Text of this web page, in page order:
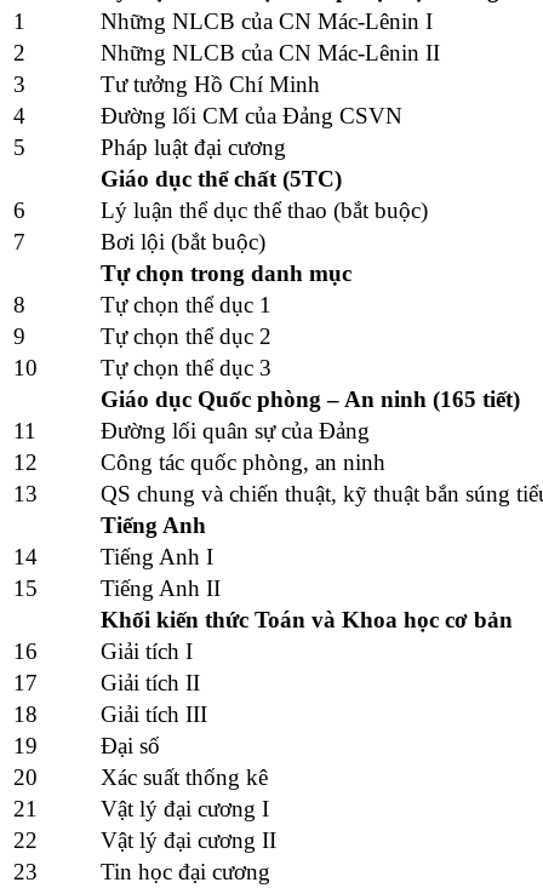
1
Những NLCB của CN Mác-Lênin I
2
Những NLCB của CN Mác-Lênin II
3
Tư tưởng Hồ Chí Minh
4
Đường lối CM của Đảng CSVN
5
Pháp luật đại cương
Giáo dục thể chất (5TC)
6
Lý luận thể dục thể thao (bắt buộc)
7
Bơi lội (bắt buộc)
Tự chọn trong danh mục
8
Tự chọn thể dục 1
9
Tự chọn thể dục 2
10
Tự chọn thể dục 3
Giáo dục Quốc phòng – An ninh (165 tiết)
11
Đường lối quân sự của Đảng
12
Công tác quốc phòng, an ninh
13
QS chung và chiến thuật, kỹ thuật bắn súng
Tiếng Anh
14
Tiếng Anh I
15
Tiếng Anh II
Khối kiến thức Toán và Khoa học cơ bản
16
Giải tích I
17
Giải tích II
18
Giải tích III
19
Đại số
20
Xác suất thống kê
21
Vật lý đại cương I
22
Vật lý đại cương II
23
Tin học đại cương